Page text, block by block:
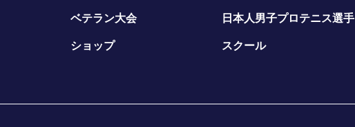
ベテラン大会 日本人男子プロテニス選手
ショップ スクール